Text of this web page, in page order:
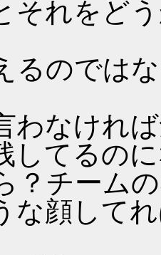
それをど
るのでは
わなけれ
してるの
？チーム
な顔して